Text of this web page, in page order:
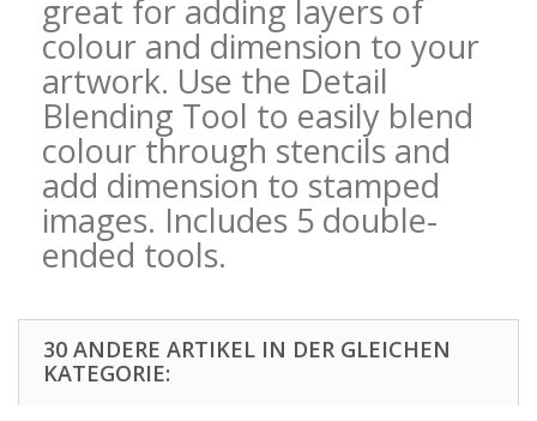
great for adding layers of
colour and dimension to your
artwork. Use the Detail
Blending Tool to easily blend
colour through stencils and
add dimension to stamped
images. Includes 5 double-
ended tools.
30 ANDERE ARTIKEL IN DER GLEICHEN
KATEGORIE: